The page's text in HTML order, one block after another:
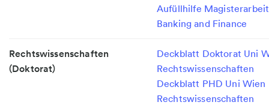
Aufüllhilfe Magisterarbeit
Banking and Finance
Rechtswissenschaften
(Doktorat)
Deckblatt Doktorat Uni
Rechtswissenschaften
Deckblatt PHD Uni Wien
Rechtswissenschaften